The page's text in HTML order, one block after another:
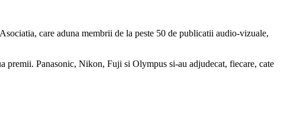
care aduna membrii de la peste 50 de publicatii audio-vizuale,
premii. Panasonic, Nikon, Fuji si Olympus si-au adjudecat, fiecare, cate